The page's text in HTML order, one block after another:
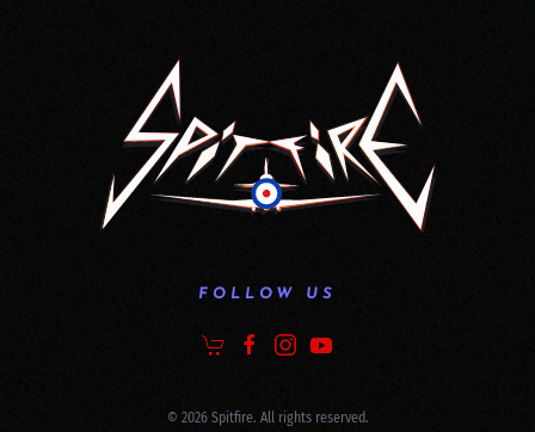
FOLLOW US
© 2026Spitfire. All rights reserved.